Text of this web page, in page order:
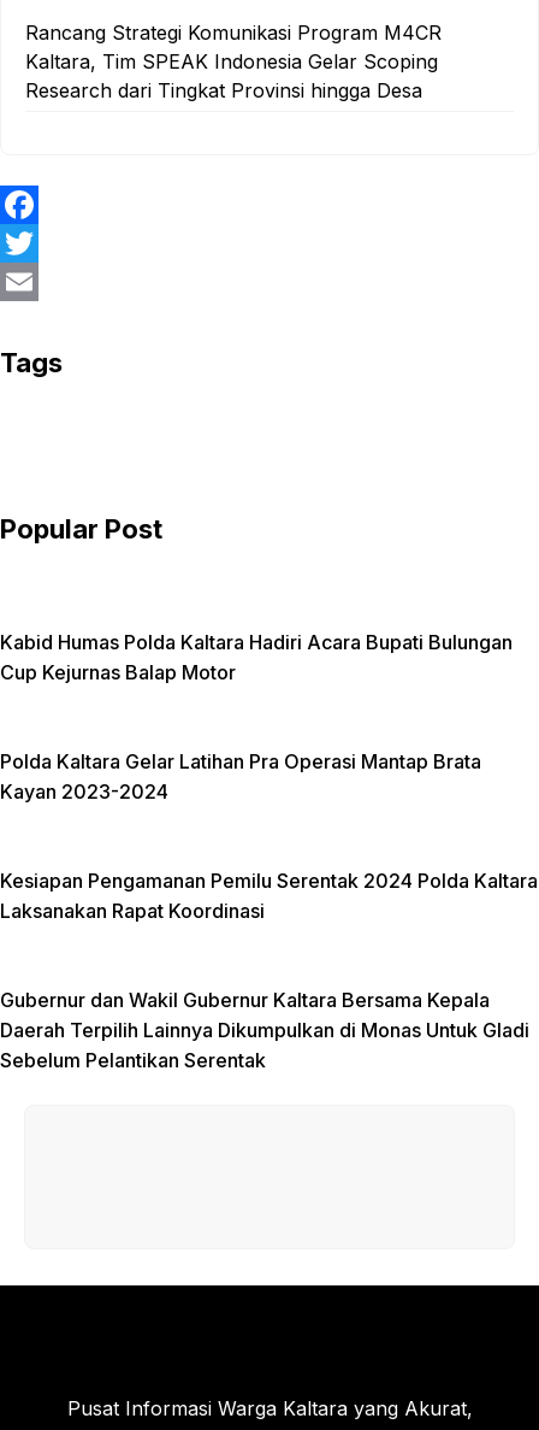
Rancang Strategi Komunikasi Program M4CR
Kaltara, Tim SPEAK Indonesia Gelar Scoping
Research dari Tingkat Provinsi hingga Desa
F
a
e
T
im
Tags
Popular Post
Kabid Humas Polda Kaltara Hadiri Acara Bupati Bulungan
Cup Kejurnas Balap Motor
Polda Kaltara Gelar Latihan Pra Operasi Mantap Brata
Kayan 2023-2024
Kesiapan Pengamanan Pemilu Serentak 2024 Polda Kaltara
Laksanakan Rapat Koordinasi
Gubernur dan Wakil Gubernur Kaltara Bersama Kepala
Daerah Terpilih Lainnya Dikumpulkan di Monas Untuk Gladi
Sebelum Pelantikan Serentak
Pusat Informasi Warga Kaltara yang Akurat,